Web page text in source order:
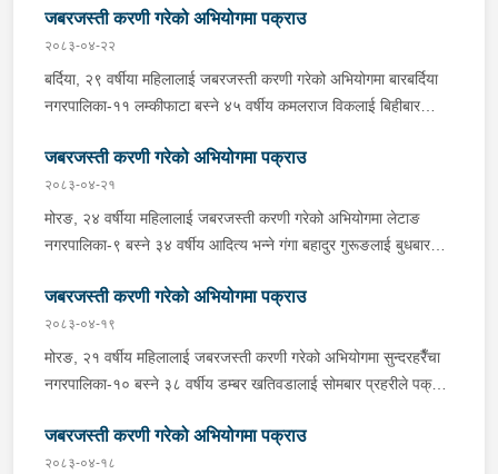
उजुरीको आधारमा इलाका प्रहरी कार्यालय कोहलपुरबाट खटिएको प्रहरीले
उनलाई बैजनाथ गाउँपालिका-५ जि गाउँबाट पक्राउ गरेको हो । यस सम्बन्धमा
प्रहरीले आवश्यक अनुसन्धान गरिरहेको छ ।
जबरजस्ती करणी गरेको अभियोगमा पक्राउ
२०८३-०४-२२
बर्दिया, २९ वर्षीया महिलालाई जबरजस्ती करणी गरेको अभियोगमा बारबर्दिया
नगरपालिका-११ लम्कीफाटा बस्ने ४५ वर्षीय कमलराज विकलाई बिहीबार
करणी गरेको भन्ने उजुरीको आधारमा प्रहरी चौकी कतर्नियाघाटबाट खटिएको
प्रहरीले उनलाई पक्राउ गरेको हो । बाँके, १८ वर्षीया किशोरीलाई जबरजस्ती
करणी गरेको अभियोगमा राप्तीसोनारी गाउँपालिका-१ भम्पा बस्ने ३८ वर्षीय
रूपलाल खुनालाई बिहीबार साँझ प्रहरीले पक्राउ गरेको छ । रूपलालले ती
कार्यालय कोहलपुरबाट खटिएको प्रहरीले उनलाई पक्राउ गरेको हो । यस
सम्बन्धमा प्रहरीले आवश्यक अनुसन्धान गरिरहेको छ ।
जबरजस्ती करणी गरेको अभियोगमा पक्राउ
२०८३-०४-२१
मोरङ, २४ वर्षीया महिलालाई जबरजस्ती करणी गरेको अभियोगमा लेटाङ
नगरपालिका-९ बस्ने ३४ वर्षीय आदित्य भन्ने गंगा बहादुर गुरूङलाई बुधबार
करणी गरेको भन्ने उजुरीको आधारमा इलाका प्रहरी कार्यालय लेटाङबाट
खटिएको प्रहरीले उनलाई पक्राउ गरेको हो । यस सम्बन्धमा प्रहरीले
आवश्यक अनुसन्धान गरिरहेको छ ।
जबरजस्ती करणी गरेको अभियोगमा पक्राउ
२०८३-०४-१९
मोरङ, २१ वर्षीय महिलालाई जबरजस्ती करणी गरेको अभियोगमा सुन्दरहरैँचा
नगरपालिका-१० बस्ने ३८ वर्षीय डम्बर खतिवडालाई सोमबार प्रहरीले पक्राउ
आधारमा इलाका प्रहरी कार्यालय बेलबारीबाट खटिएको प्रहरीले उनलाई
पक्राउ गरेको हो । साथै प्रहरीले उक्त घटनामा संलग्न अन्य २ जनालाई
जबरजस्ती करणी गरेको अभियोगमा पक्राउ
२०८३-०४-१८